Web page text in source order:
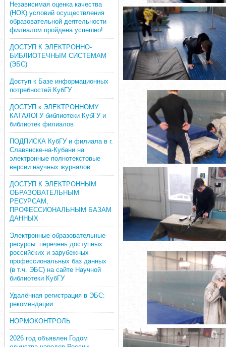
Независимая оценка качества
(НОК) условий осуществления
образовательной деятельности
филиалом пройдена успешно!
ДОСТУП К ЭЛЕКТРОННО-
БИБЛИОТЕЧНЫМ СИСТЕМАМ
(ЭБС)
Доступ к Базе информационных
потребностей КубГУ
ДОСТУП к ЭЛЕКТРОННОМУ
КАТАЛОГУ библиотеки КубГУ и
библиотек филиалов
ПОДПИСКА КубГУ и филиала в г.
Славянске-на-Кубани на
электронные полнотекстовые
версии научных журналов
ДОСТУП К ЭЛЕКТРОННЫМ
ОБРАЗОВАТЕЛЬНЫМ
РЕСУРСАМ,
ПРОФЕССИОНАЛЬНЫМ БАЗАМ
ДАННЫХ
Электронные образовательные
ресурсы: перечень доступных
российских и зарубежных
профессиональных баз данных
(в т.ч. ЭБС) на сайте Научной
библиотеки КубГУ
Удалённая регистрация в ЭБС:
рекомендации
НОРМОКОНТРОЛЬ
2026 год объявлен Годом